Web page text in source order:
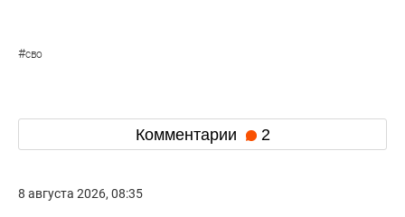
#сво
Комментарии 2
8 августа 2026, 08:35